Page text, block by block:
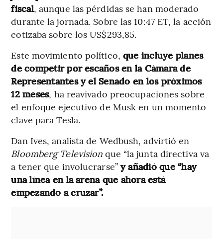
fiscal, aunque las pérdidas se han moderado
durante la jornada. Sobre las 10:47 ET, la acción
cotizaba sobre los US$293,85.
Este movimiento político, que incluye planes
de competir por escaños en la Cámara de
Representantes y el Senado en los próximos
12 meses, ha reavivado preocupaciones sobre
el enfoque ejecutivo de Musk en un momento
clave para Tesla.
Dan Ives, analista de Wedbush, advirtió en
Bloomberg Television que “la junta directiva va
a tener que involucrarse” y añadió que “hay
una línea en la arena que ahora está
empezando a cruzar”.